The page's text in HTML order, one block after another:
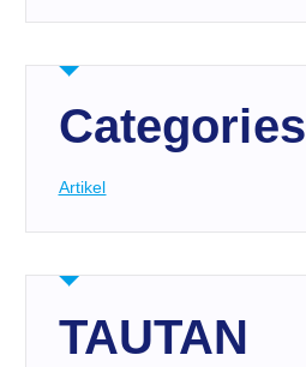
Categories
Artikel
TAUTAN